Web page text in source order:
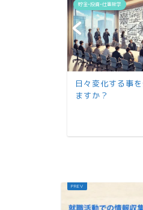
貯金•投資•仕事哲学
日々変化する事
ますか？